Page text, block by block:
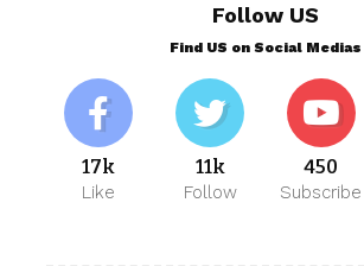
Follow US
Find US on Social Medias
17k
Like
11k
Follow
450
Subscribe